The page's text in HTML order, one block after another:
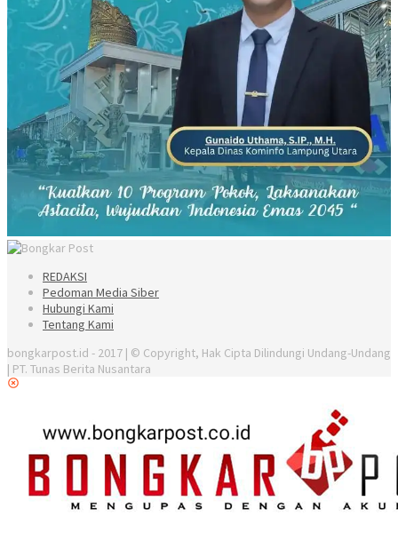
REDAKSI
Pedoman Media Siber
Hubungi Kami
Tentang Kami
bongkarpost.id - 2017 | © Copyright, Hak Cipta Dilindungi Undang-Undang
| PT. Tunas Berita Nusantara